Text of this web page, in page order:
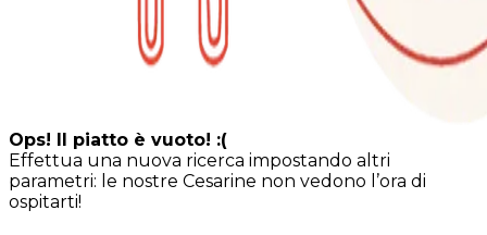
Ops! Il piatto è vuoto! :(
Effettua una nuova ricerca impostando altri
parametri: le nostre Cesarine non vedono l’ora di
ospitarti!